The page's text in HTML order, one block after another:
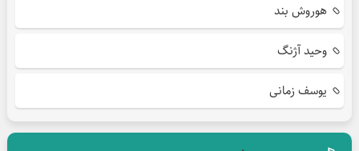
هوروش بند
وحید آژنگ
یوسف زمانی